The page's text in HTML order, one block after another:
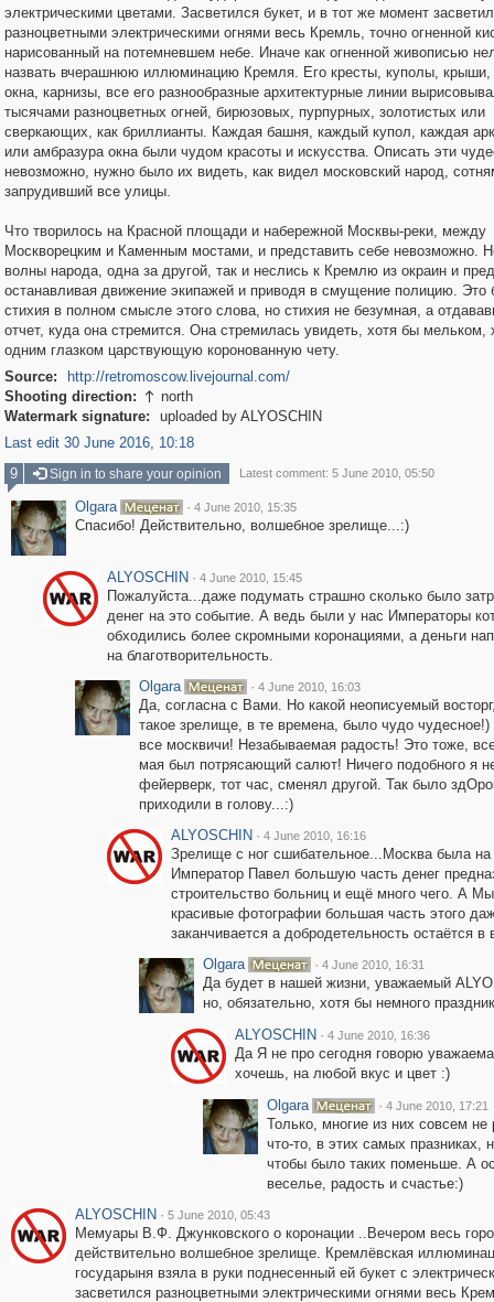
электрическими цветами. Засветился букет, и в тот же момент
разноцветными электрическими огнями весь Кремль, точно огненной
нарисованный на потемневшем небе. Иначе как огненной живописью
назвать вчерашнюю иллюминацию Кремля. Его кресты, куполы, крыши,
окна, карнизы, все его разнообразные архитектурные линии
тысячами разноцветных огней, бирюзовых, пурпурных, золотистых или
сверкающих, как бриллианты. Каждая башня, каждый купол, каждая
или амбразура окна были чудом красоты и искусства. Описать эти
невозможно, нужно было их видеть, как видел московский народ,
запрудивший все улицы.
Что творилось на Красной площади и набережной Москвы-реки, между
Москворецким и Каменным мостами, и представить себе невозможно.
волны народа, одна за другой, так и неслись к Кремлю из окраин и
останавливая движение экипажей и приводя в смущение полицию. Это
стихия в полном смысле этого слова, но стихия не безумная, а
отчет, куда она стремится. Она стремилась увидеть, хотя бы мельком,
одним глазком царствующую коронованную чету.
Source:
http://retromoscow.livejournal.com/
Shooting direction:  north
Watermark signature:
uploaded by ALYOSCHIN
Last edit 30 June 2016, 10:18
9
Sign in to share your opinion Latest comment: 5 June 2010, 05:50
Olgara · 4 June 2010, 15:35
Спасибо! Действительно, волшебное зрелище...:)
ALYOSCHIN · 4 June 2010, 15:45
Пожалуйста...даже подумать страшно сколько было
денег на это событие. А ведь были у нас Императоры
обходились более скромными коронациями, а деньги
на благотворительность.
Olgara
· 4 June 2010, 16:03
Да, согласна с Вами. Но какой неописуемый
такое зрелище, в те времена, было чудо чудесное!)
все москвичи! Незабываемая радость! Это тоже,
мая был потрясающий салют! Ничего подобного я
фейерверк, тот час, сменял другой. Так было
приходили в голову...:)
ALYOSCHIN · 4 June 2010, 16:16
Зрелище с ног сшибательное...Москва была
Император Павел большую часть денег
строительство больниц и ещё много чего. А
красивые фотографии большая часть этого
заканчивается а добродетельность остаётся в
Olgara
· 4 June 2010, 16:31
Да будет в нашей жизни, уважаемый
но, обязательно, хотя бы немного
ALYOSCHIN · 4 June 2010, 16:36
Да Я не про сегодня говорю
хочешь, на любой вкус и цвет :)
Olgara
· 4 June 2010, 17:21
Только, многие из них совсем
что-то, в этих самых
чтобы было таких поменьше. А
веселье, радость и счастье:)
ALYOSCHIN · 5 June 2010, 05:43
Мемуары В.Ф. Джунковского о коронации ..Вечером весь
действительно волшебное зрелище. Кремлёвская
государыня взяла в руки поднесенный ей букет с
засветился разноцветными электрическими огнями весь